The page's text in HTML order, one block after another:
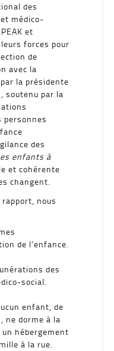
des
médico-
et
leurs forces pour
de
avec la
la présidente
soutenu par la
personnes
des
enfants à
et cohérente
changent.
nous
de l’enfance.
des
social.
enfant, de
ne dorme à la
hébergement
à la rue.